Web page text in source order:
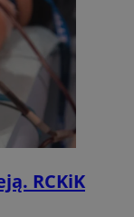
RCKiK